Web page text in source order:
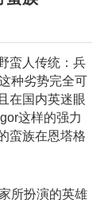
蛮人传统：兵
种劣势完全可
在国内英迷眼
这样的强力
蛮族在恩塔格
所扮演的英雄